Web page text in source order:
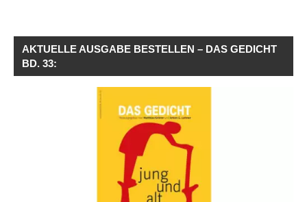
AKTUELLE AUSGABE BESTELLEN – DAS GEDICHT
BD. 33: